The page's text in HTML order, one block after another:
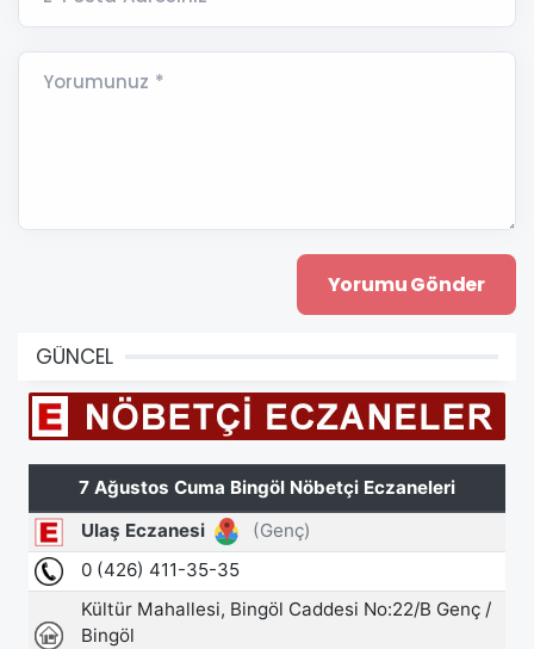
Yorumunuz *
GÜNCEL